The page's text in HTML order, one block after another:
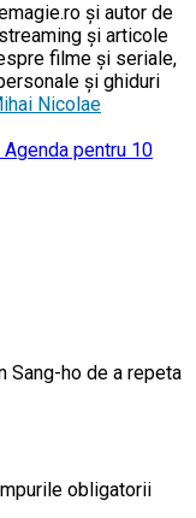
și autor de
și articole
filme și seriale,
și ghiduri
Nicolae
pentru 10
Sang-ho de a repeta
obligatorii